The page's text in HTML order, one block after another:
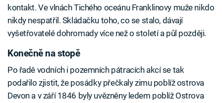
kontakt. Ve vlnách Tichého oceánu Franklinovy muže nikdo
nikdy nespatřil. Skládačku toho, co se stalo, dávají
vyšetřovatelé dohromady více než o století a půl později.
Konečně na stopě
Po řadě vodních i pozemních pátracích akcí se tak
podařilo zjistit, že posádky přečkaly zimu poblíž ostrova
Devon a v září 1846 byly uvězněny ledem poblíž Ostrova